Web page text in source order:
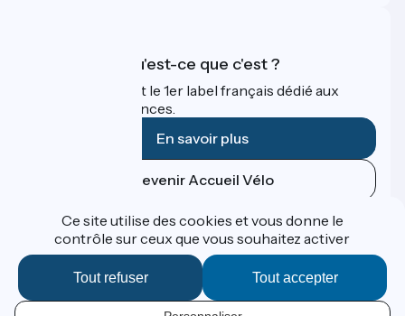
Accueil Vélo qu'est-ce que c'est ?
Accueil Vélo c'est le 1er label français dédié aux
cyclistes en vacances.
En savoir plus
Devenir Accueil Vélo
Financé dans le cadre de Destination France
Contact
Ce site utilise des cookies et vous donne le
contrôle sur ceux que vous souhaitez activer
Tout accepter
Tout refuser